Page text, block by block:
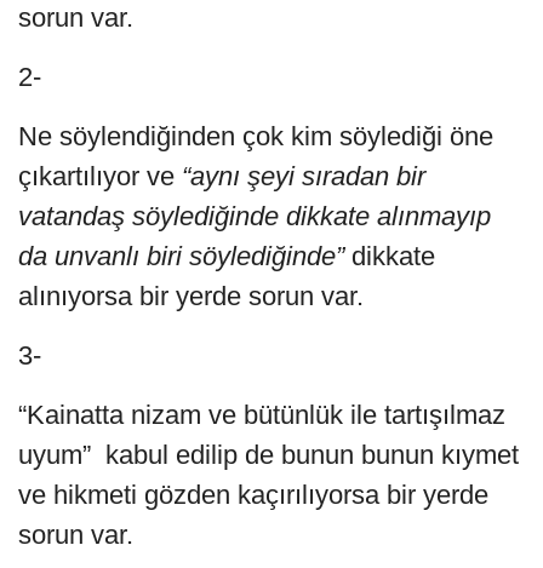
sorun var.
2-
Ne söylendiğinden çok kim söylediği öne
çıkartılıyor ve “aynı şeyi sıradan bir
vatandaş söylediğinde dikkate alınmayıp
da unvanlı biri söylediğinde”dikkate
alınıyorsa bir yerde sorun var.
3-
“Kainatta nizam ve bütünlük ile tartışılmaz
uyum” kabul edilip de bunun bunun kıymet
ve hikmeti gözden kaçırılıyorsa bir yerde
sorun var.